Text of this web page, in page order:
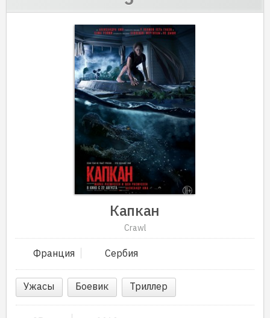
Капкан
Crawl
Франция Сербия
Ужасы Боевик Триллер